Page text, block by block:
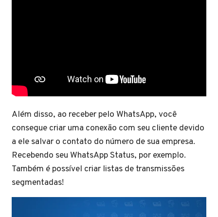
Além disso, ao receber pelo WhatsApp, você
consegue criar uma conexão com seu cliente devido
a ele salvar o contato do número de sua empresa.
Recebendo seu WhatsApp Status, por exemplo.
Também é possível criar listas de transmissões
segmentadas!